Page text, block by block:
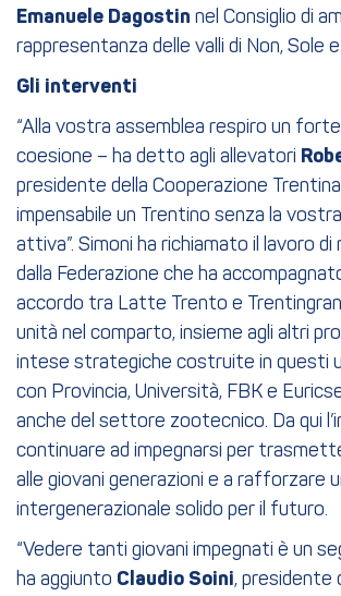
Emanuele Dagostin nel Consiglio di
rappresentanza delle valli di Non, Sole
Gli interventi
“Alla vostra assemblea respiro un forte
coesione – ha detto agli allevatori
presidente della Cooperazione
impensabile un Trentino senza la
attiva”. Simoni ha richiamato il lavoro
dalla Federazione che ha
accordo tra Latte Trento e
unità nel comparto, insieme agli altri
intese strategiche costruite in questi
con Provincia, Università, FBK e
anche del settore zootecnico. Da qui
continuare ad impegnarsi per
alle giovani generazioni e a rafforzare
intergenerazionale solido per il futuro.
“Vedere tanti giovani impegnati è un
ha aggiunto Claudio Soini, presidente